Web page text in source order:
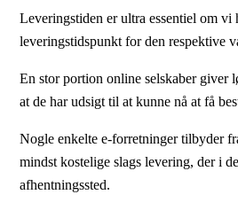
Leveringstiden er ultra essentiel om
leveringstidspunkt for den respektive
En stor portion online selskaber giver
at de har udsigt til at kunne nå at få
Nogle enkelte e-forretninger tilbyder
mindst kostelige slags levering, der i
afhentningssted.